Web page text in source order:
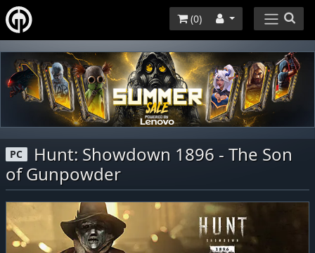
(0)
PC
Hunt: Showdown 1896 - The Son
of Gunpowder